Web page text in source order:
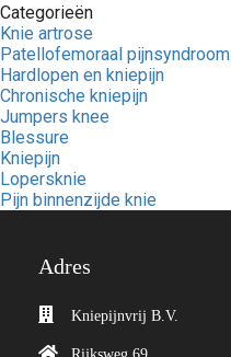
Categorieën
Knie artrose
Patellofemoraal pijnsyndroom
Hardlopen en kniepijn
Chronische kniepijn
Jumpers knee
Blessure
Kniepijn
Lopersknie
Pijn binnenzijde knie
Adres
Kniepijnvrij B.V.